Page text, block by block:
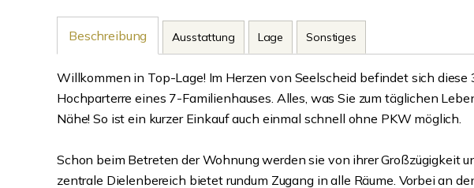
Beschreibung Ausstattung Lage Sonstiges
Willkommen in Top-Lage! Im Herzen von Seelscheid befindet sich
Hochparterre eines 7-Familienhauses. Alles, was Sie zum täglichen
Nähe! So ist ein kurzer Einkauf auch einmal schnell ohne PKW möglich.
Schon beim Betreten der Wohnung werden sie von ihrer Großzügigkeit
zentrale Dielenbereich bietet rundum Zugang in alle Räume. Vorbei an